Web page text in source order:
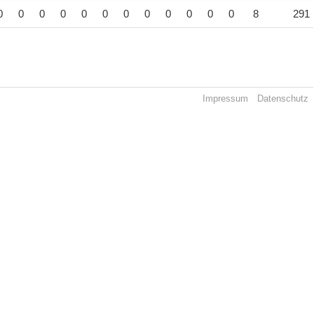
0 0 0 0 0 0 0 0 0 0 0 8 291
Impressum Datenschutz